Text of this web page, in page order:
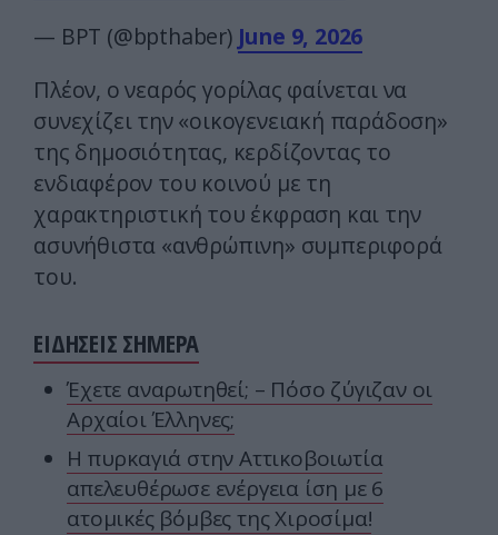
— BPT (@bpthaber) June 9, 2026
Πλέον, ο νεαρός γορίλας φαίνεται να
συνεχίζει την «οικογενειακή παράδοση»
της δημοσιότητας, κερδίζοντας το
ενδιαφέρον του κοινού με τη
χαρακτηριστική του έκφραση και την
ασυνήθιστα «ανθρώπινη» συμπεριφορά
του.
ΕΙΔΗΣΕΙΣ ΣΗΜΕΡΑ
Έχετε αναρωτηθεί; – Πόσο ζύγιζαν οι
Αρχαίοι Έλληνες;
Η πυρκαγιά στην Αττικοβοιωτία
απελευθέρωσε ενέργεια ίση με 6
ατομικές βόμβες της Χιροσίμα!